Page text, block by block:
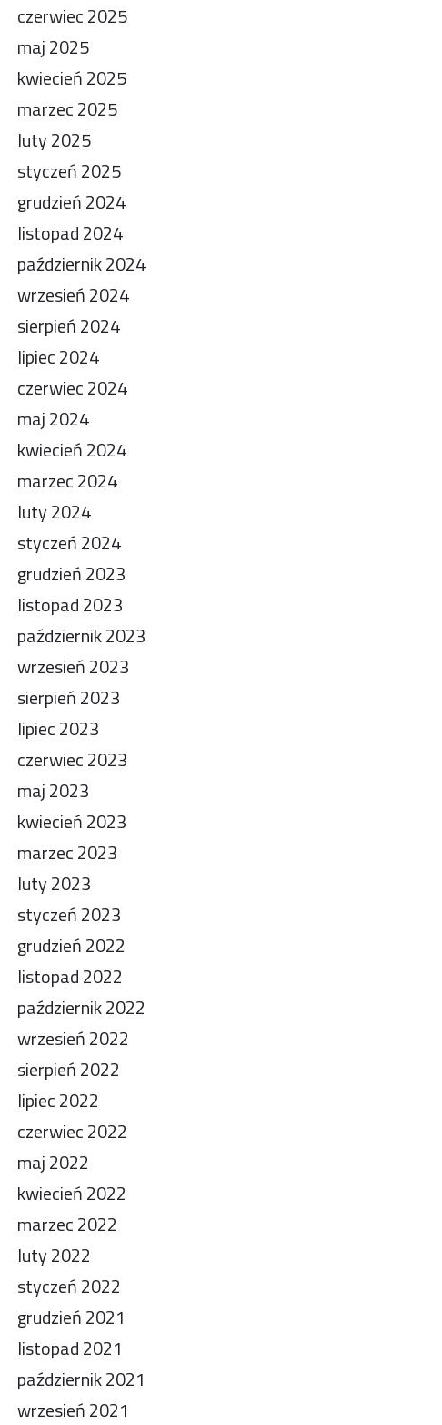
czerwiec 2025
maj 2025
kwiecień 2025
marzec 2025
luty 2025
styczeń 2025
grudzień 2024
listopad 2024
październik 2024
wrzesień 2024
sierpień 2024
lipiec 2024
czerwiec 2024
maj 2024
kwiecień 2024
marzec 2024
luty 2024
styczeń 2024
grudzień 2023
listopad 2023
październik 2023
wrzesień 2023
sierpień 2023
lipiec 2023
czerwiec 2023
maj 2023
kwiecień 2023
marzec 2023
luty 2023
styczeń 2023
grudzień 2022
listopad 2022
październik 2022
wrzesień 2022
sierpień 2022
lipiec 2022
czerwiec 2022
maj 2022
kwiecień 2022
marzec 2022
luty 2022
styczeń 2022
grudzień 2021
listopad 2021
październik 2021
wrzesień 2021